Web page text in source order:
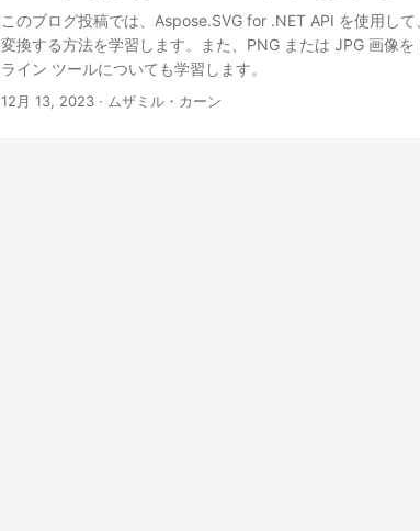
このブログ投稿では、Aspose.SVG for .NET API を使用し
変換する方法を学習します。また、PNG または JPG 画像
ライン ツールについても学習します。
12月 13, 2023 · ムザミル・カーン